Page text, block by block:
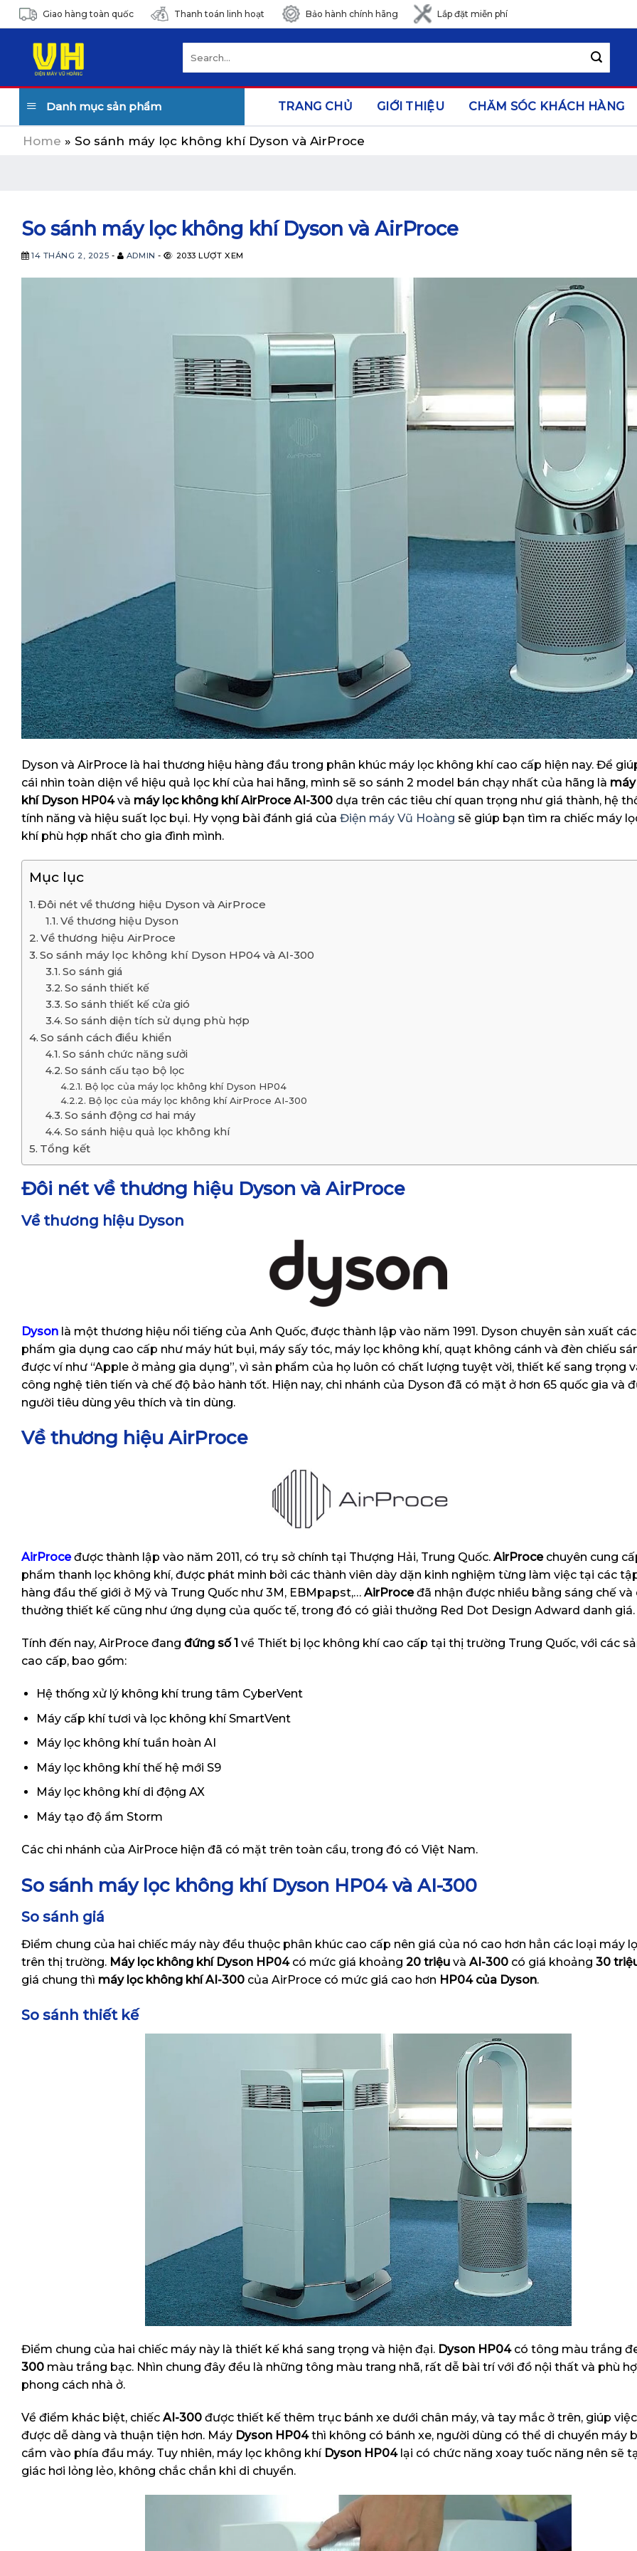
Skip
to
content
Giao hàng toàn quốc Thanh toán linh hoạt Bảo hành chính hãng Lắp đặt miễn phí
for:
Danh mục sản phẩm TRANG CHỦ GIỚI THIỆU CHĂM SÓC KHÁCH HÀNG
Home » So sánh máy lọc không khí Dyson và AirProce
So sánh máy lọc không khí Dyson và AirProce
14 THÁNG 2, 2025 - ADMIN - 2033 LƯỢT XEM
Dyson và AirProce là hai thương hiệu hàng đầu trong phân khúc máy lọc không khí cao cấp hiện nay. Để
cái nhìn toàn diện về hiệu quả lọc khí của hai hãng, mình sẽ so sánh 2 model bán chạy nhất của hãng là
khí Dyson HP04và máy lọc không khí AirProce AI-300 dựa trên các tiêu chí quan trọng như giá thành, hệ
tính năng và hiệu suất lọc bụi. Hy vọng bài đánh giá của Điện máy Vũ Hoàng sẽ giúp bạn tìm ra chiếc máy
khí phù hợp nhất cho gia đình mình.
Mục lục
Đôi nét về thương hiệu Dyson và AirProce
Về thương hiệu Dyson
Về thương hiệu AirProce
So sánh máy lọc không khí Dyson HP04 và AI-300
So sánh giá
So sánh thiết kế
So sánh thiết kế cửa gió
So sánh diện tích sử dụng phù hợp
So sánh cách điều khiển
So sánh chức năng sưởi
So sánh cấu tạo bộ lọc
Bộ lọc của máy lọc không khí Dyson HP04
Bộ lọc của máy lọc không khí AirProce AI-300
So sánh động cơ hai máy
So sánh hiệu quả lọc không khí
Tổng kết
Đôi nét về thương hiệu Dyson và AirProce
Về thương hiệu Dyson
Dyson là một thương hiệu nổi tiếng của Anh Quốc, được thành lập vào năm 1991. Dyson chuyên sản xuất
phẩm gia dụng cao cấp như máy hút bụi, máy sấy tóc, máy lọc không khí, quạt không cánh và đèn chiếu
được ví như “Apple ở mảng gia dụng”, vì sản phẩm của họ luôn có chất lượng tuyệt vời, thiết kế sang trọng
công nghệ tiên tiến và chế độ bảo hành tốt. Hiện nay, chi nhánh của Dyson đã có mặt ở hơn 65 quốc gia và
người tiêu dùng yêu thích và tin dùng.
Về thương hiệu AirProce
AirProceđược thành lập vào năm 2011, có trụ sở chính tại Thượng Hải, Trung Quốc. AirProcechuyên cung
phẩm thanh lọc không khí, được phát minh bởi các thành viên dày dặn kinh nghiệm từng làm việc tại các
hàng đầu thế giới ở Mỹ và Trung Quốc như 3M, EBMpapst,… AirProceđã nhận được nhiều bằng sáng chế và
thưởng thiết kế cũng như ứng dụng của quốc tế, trong đó có giải thưởng Red Dot Design Adward danh giá.
Tính đến nay, AirProce đang đứng số 1 về Thiết bị lọc không khí cao cấp tại thị trường Trung Quốc, với các
cao cấp, bao gồm:
Hệ thống xử lý không khí trung tâm CyberVent
Máy cấp khí tươi và lọc không khí SmartVent
Máy lọc không khí tuần hoàn AI
Máy lọc không khí thế hệ mới S9
Máy lọc không khí di động AX
Máy tạo độ ẩm Storm
Các chi nhánh của AirProce hiện đã có mặt trên toàn cầu, trong đó có Việt Nam.
So sánh máy lọc không khí Dyson HP04 và AI-300
So sánh giá
Điểm chung của hai chiếc máy này đều thuộc phân khúc cao cấp nên giá của nó cao hơn hẳn các loại máy
trên thị trường. Máy lọc không khí Dyson HP04có mức giá khoảng 20 triệu và AI-300 có giá khoảng 30
giá chung thì máy lọc không khí AI-300 của AirProce có mức giá cao hơn HP04 của Dyson.
So sánh thiết kế
Điểm chung của hai chiếc máy này là thiết kế khá sang trọng và hiện đại. Dyson HP04có tông màu trắng
300 màu trắng bạc. Nhìn chung đây đều là những tông màu trang nhã, rất dễ bài trí với đồ nội thất và phù
phong cách nhà ở.
Về điểm khác biệt, chiếc AI-300 được thiết kế thêm trục bánh xe dưới chân máy, và tay mắc ở trên, giúp
được dễ dàng và thuận tiện hơn. Máy Dyson HP04thì không có bánh xe, người dùng có thể di chuyển máy
cầm vào phía đầu máy. Tuy nhiên, máy lọc không khíDyson HP04lại có chức năng xoay tuốc năng nên sẽ
giác hơi lỏng lẻo, không chắc chắn khi di chuyển.